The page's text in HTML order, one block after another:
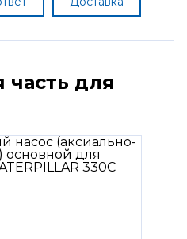
часть для